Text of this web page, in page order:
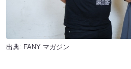
出典: FANY マガジン